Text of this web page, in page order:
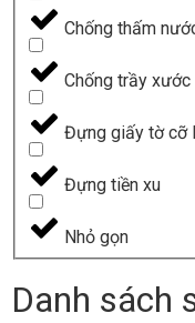
Chống thấm
Chống trầy xước
Đựng giấy tờ cỡ
Đựng tiền xu
Nhỏ gọn
Danh sách